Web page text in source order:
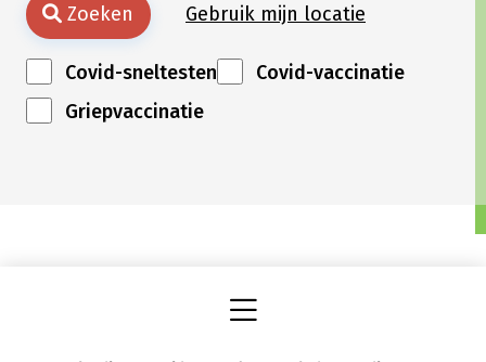
Zoeken Gebruik mijn locatie
Covid-sneltesten
Covid-vaccinatie
Griepvaccinatie